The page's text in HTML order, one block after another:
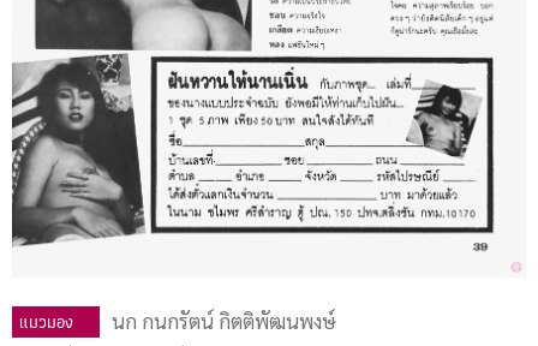
แมวมอง นก กนกรัตน์ กิตติพัฒนพงษ์